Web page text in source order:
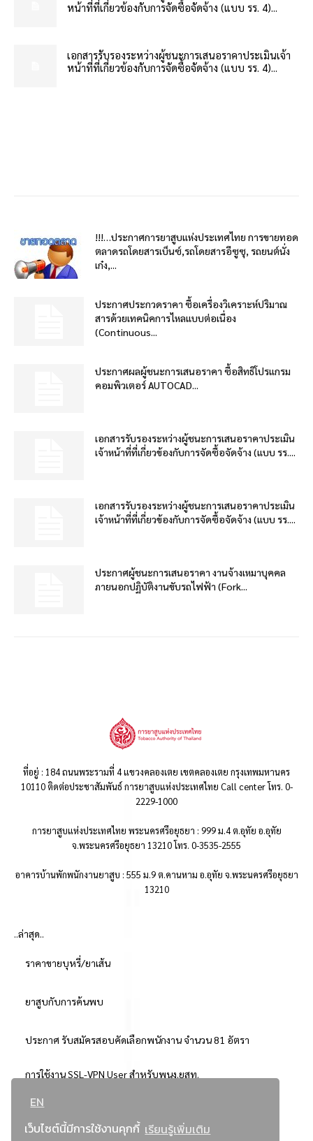
EN
เว็บไซต์นี้มีการใช้งานคุกกี้ เรียนรู้เพิ่มเติม
หน้าที่ที่เกี่ยวข้องกับการจัดซื้อจัดจ้าง (แบบ รร. 4)...
เอกสารรับรองระหว่างผู้ชนะการเสนอราคาประเมินเจ้า
หน้าที่ที่เกี่ยวข้องกับการจัดซื้อจัดจ้าง (แบบ รร. 4)...
!!!…ประกาศการยาสูบแห่งประเทศไทย การขายทอด
ตลาดรถโดยสารเบ็นซ์,รถโดยสารอีซูซุ, รถยนต์นั่ง
เก๋ง,...
ประกาศประกวดราคา ซื้อเครื่องวิเคราะห์ปริมาณ
สารด้วยเทคนิคการไหลแบบต่อเนื่อง
(Continuous...
ประกาศผลผู้ชนะการเสนอราคา ซื้อสิทธิโปรแกรม
คอมพิวเตอร์ AUTOCAD...
เอกสารรับรองระหว่างผู้ชนะการเสนอราคาประเมิน
เจ้าหน้าที่ที่เกี่ยวข้องกับการจัดซื้อจัดจ้าง (แบบ รร....
เอกสารรับรองระหว่างผู้ชนะการเสนอราคาประเมิน
เจ้าหน้าที่ที่เกี่ยวข้องกับการจัดซื้อจัดจ้าง (แบบ รร....
ประกาศผู้ชนะการเสนอราคา งานจ้างเหมาบุคคล
ภายนอกปฏิบัติงานขับรถไฟฟ้า (Fork...
ที่อยู่ : 184 ถนนพระรามที่ 4 แขวงคลองเตย เขตคลองเตย กรุงเทพมหานคร
10110 ติดต่อประชาสัมพันธ์ การยาสูบแห่งประเทศไทย Call center โทร. 0-
2229-1000
การยาสูบแห่งประเทศไทย พระนครศรีอยุธยา : 999 ม.4 ต.อุทัย อ.อุทัย
จ.พระนครศรีอยุธยา 13210 โทร. 0-3535-2555
อาคารบ้านพักพนักงานยาสูบ : 555 ม.9 ต.คานหาม อ.อุทัย จ.พระนครศรีอยุธยา
13210
..ล่าสุด..
ราคาขายบุหรี่/ยาเส้น
ยาสูบกับการค้นพบ
ประกาศ รับสมัครสอบคัดเลือกพนักงาน จำนวน 81 อัตรา
การใช้งาน SSL-VPN User สำหรับพนง.ยสท.
..ยอดนิยม..